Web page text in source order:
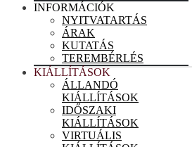
INFORMÁCIÓK
NYITVATARTÁS
ÁRAK
KUTATÁS
TEREMBÉRLÉS
KIÁLLÍTÁSOK
ÁLLANDÓ
KIÁLLÍTÁSOK
IDŐSZAKI
KIÁLLÍTÁSOK
VIRTUÁLIS